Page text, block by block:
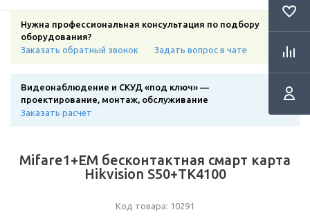
Нужна профессиональная консультация по подбору
оборудования?
Заказать обратный звонок
Задать вопрос в чате
Видеонаблюдение и СКУД «под ключ» —
проектирование, монтаж, обслуживание
Заказать расчет
Mifare1+EM бесконтактная смарт карта
Hikvision S50+TK4100
Код товара: 10291